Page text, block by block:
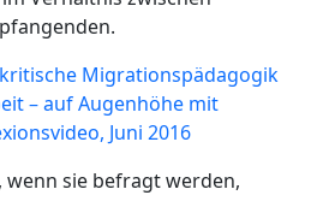
Migrationspädagogik
– auf Augenhöhe mit
Juni 2016
wenn sie befragt werden,